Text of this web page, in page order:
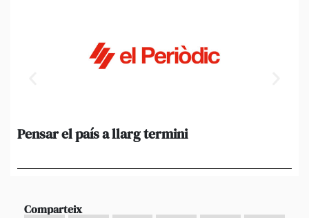
Pensar el país a llarg termini
Comparteix